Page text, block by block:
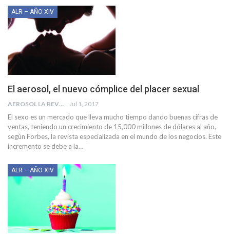
ALR – AÑO XIV
El aerosol, el nuevo cómplice del placer sexual
AEROSOL LA REVISTA Jul 1, 2017
El sexo es un mercado que lleva mucho tiempo dando buenas cifras de
ventas, teniendo un crecimiento de 15,000 millones de dólares al año,
según Forbes, la revista especializada en el mundo de los negocios. Este
incremento se debe a la…
ALR – AÑO XIV